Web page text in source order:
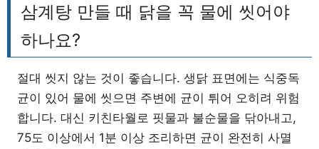
삼계탕 만들 때 닭을 꼭 물에 씻어야
하나요?
절대 씻지 않는 것이 좋습니다. 생닭 표면에는 식중독
균이 있어 물에 씻으면 주변에 균이 튀어 오히려 위험
합니다. 대신 키친타월로 핏물과 불순물을 닦아내고,
75도 이상에서 1분 이상 조리하면 균이 완전히 사멸